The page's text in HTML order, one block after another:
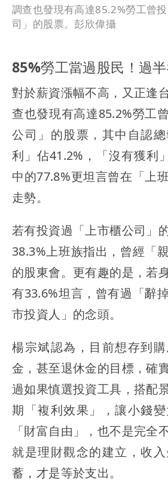
調查也發現有高達85.2%勞工曾
司」的股票。彭欣偉攝
85%勞工當過股民！過
對於薪資漲幅不高，又正逢
查也發現有高達85.2%勞工
公司」的股票，其中自認
利」佔41.2%，「沒有獲利
中的77.8%更坦言曾在「上
走勢。
若有投資過「上市櫃公司」
38.3%上班族指出，曾經「
的股東會。更有趣的是，若
有33.6%坦言，曾有過「辭
市投資人」的念頭。
楊宗斌認為，目前想存到
金，甚至退休金的目標，確
過如果慎選投資工具，搭配
期「複利效果」，讓小錢
「財富自由」，也不是完全
就是理財觀念的建立，收
蓄，才是等於支出。